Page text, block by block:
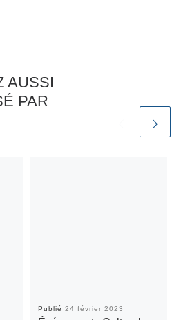
AUSSI
PAR
Publié 24 février 2023